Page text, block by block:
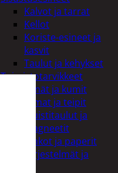
Kalvot ja tarrat
Kellot
Koriste-esineet ja
kasvit
Taulut ja kehykset
Toimistotarvikkeet
Kynät ja kumit
Liimat ja teipit
Muistitaulut ja
magneetit
Vihkot ja paperit
Turvajärjestelmät ja